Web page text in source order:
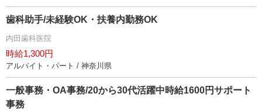
歯科助手/未経験OK・扶養内勤務OK
内田歯科医院
時給1,300円
アルバイト・パート / 神奈川県
一般事務・OA事務/20から30代活躍中時給1600円サポート
事務